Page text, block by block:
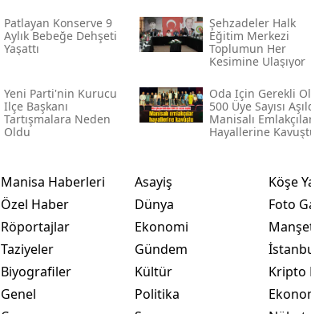
Patlayan Konserve 9
Aylık Bebeğe Dehşeti
Yaşattı
Şehzadeler Halk
Eğitim Merkezi
Toplumun Her
Kesimine Ulaşıyor
Yeni Parti'nin Kurucu
Ilçe Başkanı
Tartışmalara Neden
Oldu
Oda Için Gerekli
500 Üye Sayısı
Manisalı
Hayallerine
Manisa Haberleri
Özel Haber
Röportajlar
Taziyeler
Biyografiler
Genel
Asayiş
Dünya
Ekonomi
Gündem
Kültür
Politika
Köşe
Foto
Kripto